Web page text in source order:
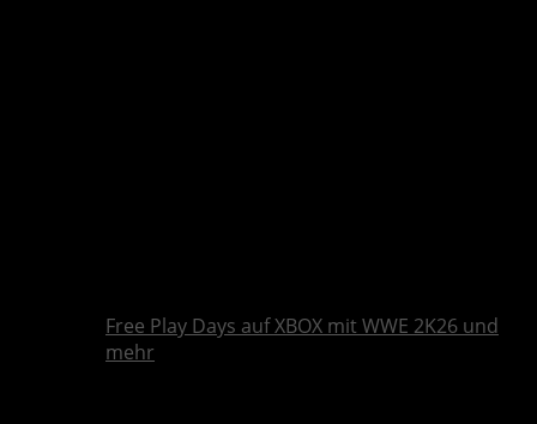
Free Play Days auf XBOX mit WWE 2K26 und
mehr